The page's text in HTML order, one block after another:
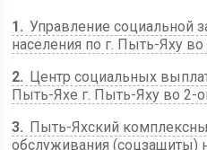
1
Управление социальной
населения по г. Пыть-Яху
2
Центр социальных
Пыть-Яхе г. Пыть-Яху во 2-
3
Пыть-Яхский
обслуживания (соцзащиты)